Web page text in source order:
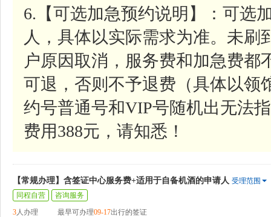
6.【可选加急预约说明】：可选
人，具体以实际需求为准。未
户原因取消，服务费和加急费
可退，否则不予退费（具体以领
约号普通号和VIP号随机出无法
费用388元，请知悉！
【常规办理】含签证中心服务费+适用于自备机酒的申请人 受理范围
同程自营
咨询服务
3人办理 最早可办理09-17出行的签证